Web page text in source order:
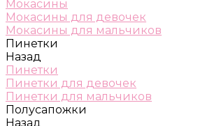
Мокасины
Мокасины для девочек
Мокасины для мальчиков
Пинетки
Назад
Пинетки
Пинетки для девочек
Пинетки для мальчиков
Полусапожки
Назад